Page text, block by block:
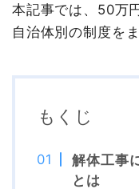
本記事では、50万
自治体別の制度を
もくじ
解体工事
とは